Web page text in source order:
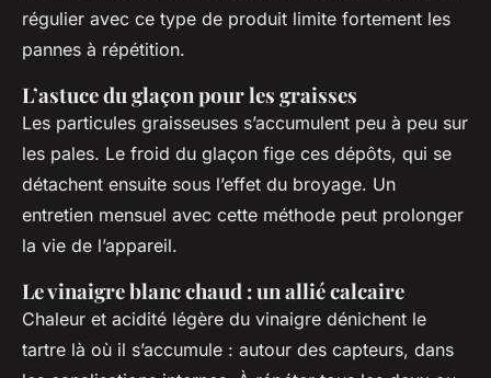
régulier avec ce type de produit limite fortement les
pannes à répétition.
L’astuce du glaçon pour les graisses
Les particules graisseuses s’accumulent peu à peu sur
les pales. Le froid du glaçon fige ces dépôts, qui se
détachent ensuite sous l’effet du broyage. Un
entretien mensuel avec cette méthode peut prolonger
la vie de l’appareil.
Le vinaigre blanc chaud : un allié calcaire
Chaleur et acidité légère du vinaigre dénichent le
tartre là où il s’accumule : autour des capteurs, dans